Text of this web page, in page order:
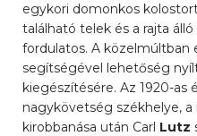
egykori domonkos
található telek és a rajta
fordulatos. A közelmúltban
segítségével lehetőség
kiegészítésére. Az 1920-as
nagykövetség székhelye,
kirobbanása után Carl Lutz